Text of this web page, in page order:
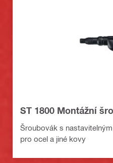
ST 1800 Montážní
Šroubovák s
pro ocel a jiné kovy